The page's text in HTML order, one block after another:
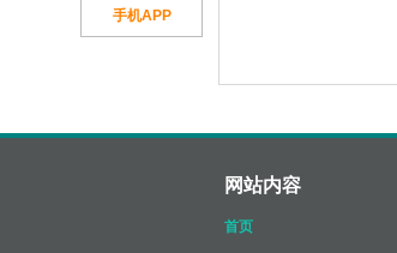
网站内容
首页
手机APP